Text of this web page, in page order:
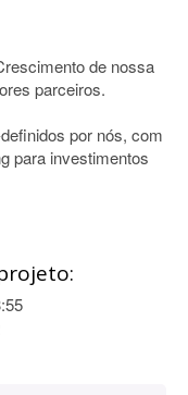
de nossa
parceiros.
por nós, com
para investimentos